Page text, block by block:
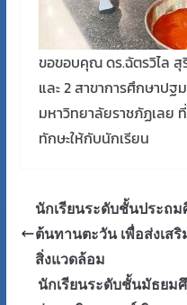
ขอขอบคุณ ดร.ฉัตรวิไล
และ 2 สาขาการศึกษาป
มหาวิทยาลัยราชภัฏเลย
ทักษะให้กับนักเรียน
นักเรียนระดับชั้นประถ
ต้นทานตะวัน เพื่อส่งเส
สิ่งแวดล้อม
นักเรียนระดับชั้นมัธยม